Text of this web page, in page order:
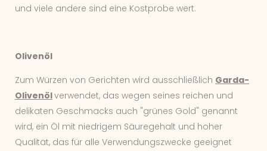
und viele andere sind eine Kostprobe wert.
Olivenöl
Zum Würzen von Gerichten wird ausschließlich Garda-
Olivenölverwendet, das wegen seines reichen und
delikaten Geschmacks auch "grünes Gold" genannt
wird, ein Öl mit niedrigem Säuregehalt und hoher
Qualität, das für alle Verwendungszwecke geeignet